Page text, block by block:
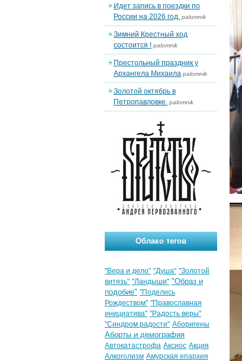
Идет запись в поездки по
России на 2026 год. palomnik
Зимний Крестный ход
состоится ! palomnik
Престольный праздник у
Архангела Михаила palomnik
Золотой октябрь в
Петропавловке. palomnik
Облако тегов
"Вера и дело" "Душа" "Золотой
витязь" "Ландыши" "Образ и
подобие" "Поделись
Рождеством" "Православная
инициатива" "Радость веры"
"Синдром радости" Аборигены
Аборты и демография
Автокатастрофа Аксиос Акция
Алкоголизм Амурская епархия